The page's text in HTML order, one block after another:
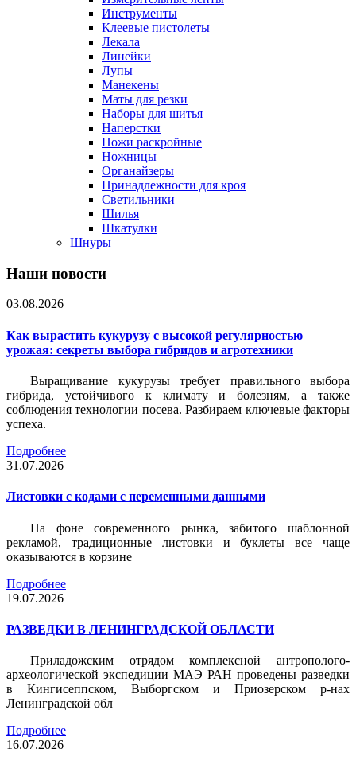
Инструменты
Клеевые пистолеты
Лекала
Линейки
Лупы
Манекены
Маты для резки
Наборы для шитья
Наперстки
Ножи раскройные
Ножницы
Органайзеры
Принадлежности для кроя
Светильники
Шилья
Шкатулки
Шнуры
Наши новости
03.08.2026
Как вырастить кукурузу с высокой регулярностью
урожая: секреты выбора гибридов и агротехники
Выращивание кукурузы требует правильного выбора
гибрида, устойчивого к климату и болезням, а также
соблюдения технологии посева. Разбираем ключевые факторы
успеха.
Подробнее
31.07.2026
Листовки c кодами с переменными данными
На фоне современного рынка, забитого шаблонной
рекламой, традиционные листовки и буклеты все чаще
оказываются в корзине
Подробнее
19.07.2026
РАЗВЕДКИ В ЛЕНИНГРАДСКОЙ ОБЛАСТИ
Приладожским отрядом комплексной антрополого-
археологической экспедиции МАЭ РАН проведены разведки
в Кингисеппском, Выборгском и Приозерском р-нах
Ленинградской обл
Подробнее
16.07.2026